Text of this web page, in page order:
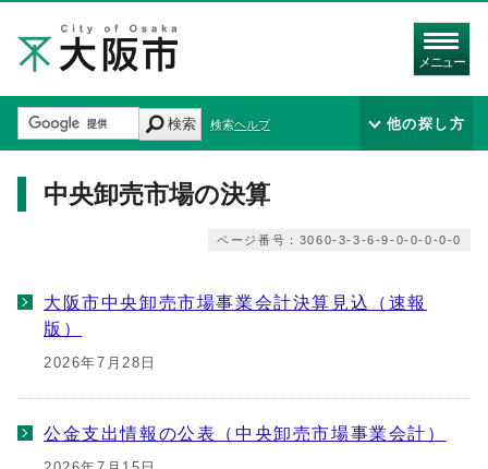
メニュー
検索 検索ヘルプ 他の探し方
中央卸売市場の決算
ページ番号：3060-3-3-6-9-0-0-0-0-0
大阪市中央卸売市場事業会計決算見込（速報
版）
2026年7月28日
公金支出情報の公表（中央卸売市場事業会計）